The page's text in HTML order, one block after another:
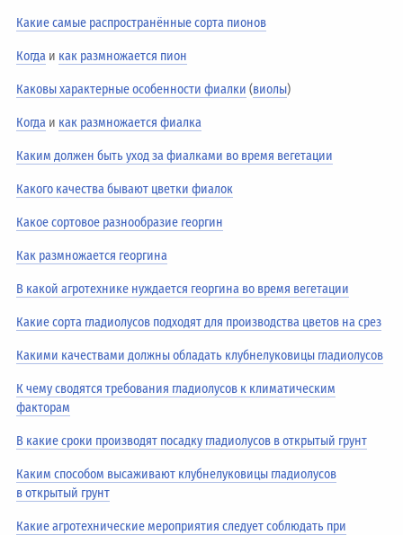
Какие самые распространённые сорта пионов
Когда и как размножается пион
Каковы характерные особенности фиалки (виолы)
Когда и как размножается фиалка
Каким должен быть уход за фиалками во время вегетации
Какого качества бывают цветки фиалок
Какое сортовое разнообразие георгин
Как размножается георгина
В какой агротехнике нуждается георгина во время вегетации
Какие сорта гладиолусов подходят для производства цветов на срез
Какими качествами должны обладать клубнелуковицы гладиолусов
К чему сводятся требования гладиолусов к климатическим
факторам
В какие сроки производят посадку гладиолусов в открытый грунт
Каким способом высаживают клубнелуковицы гладиолусов
в открытый грунт
Какие агротехнические мероприятия следует соблюдать при